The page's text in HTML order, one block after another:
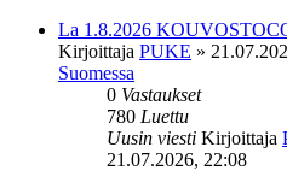
La 1.8.2026
Kirjoittaja PUKE »
Suomessa
0 Vastaukset
780 Luettu
Uusin viesti Kirjoittaja
21.07.2026, 22:08